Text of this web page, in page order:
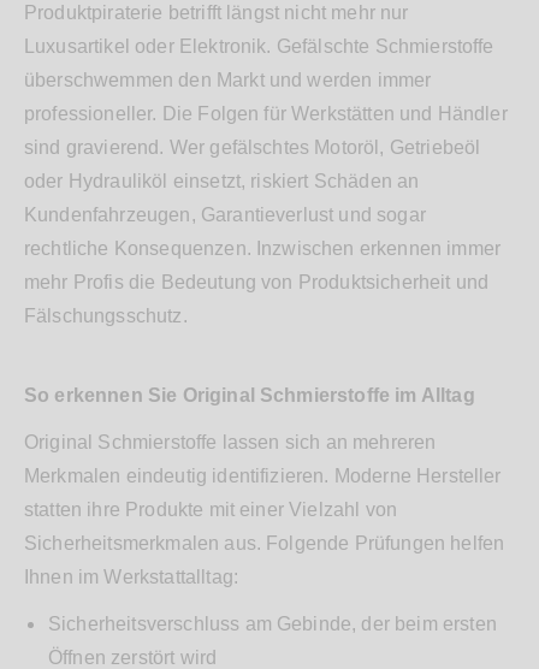
Produktpiraterie betrifft längst nicht mehr nur
Luxusartikel oder Elektronik. Gefälschte Schmierstoffe
überschwemmen den Markt und werden immer
professioneller. Die Folgen für Werkstätten und Händler
sind gravierend. Wer gefälschtes Motoröl, Getriebeöl
oder Hydrauliköl einsetzt, riskiert Schäden an
Kundenfahrzeugen, Garantieverlust und sogar
rechtliche Konsequenzen. Inzwischen erkennen immer
mehr Profis die Bedeutung von Produktsicherheit und
Fälschungsschutz.
So erkennen Sie Original Schmierstoffe im Alltag
Original Schmierstoffe lassen sich an mehreren
Merkmalen eindeutig identifizieren. Moderne Hersteller
statten ihre Produkte mit einer Vielzahl von
Sicherheitsmerkmalen aus. Folgende Prüfungen helfen
Ihnen im Werkstattalltag:
Sicherheitsverschluss am Gebinde, der beim ersten
Öffnen zerstört wird